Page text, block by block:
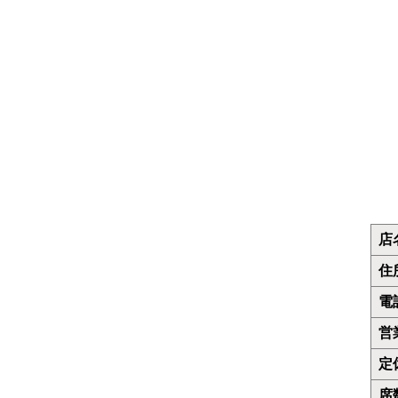
店
住
電
営
定
席